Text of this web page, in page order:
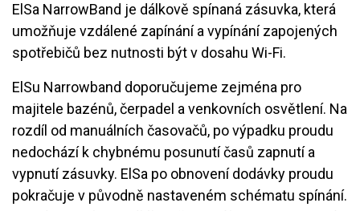
ElSa NarrowBand je dálkově spínaná zásuvka, která
umožňuje vzdálené zapínání a vypínání zapojených
spotřebičů bez nutnosti být v dosahu Wi-Fi.
ElSu Narrowband doporučujeme zejména pro
majitele bazénů, čerpadel a venkovních osvětlení. Na
rozdíl od manuálních časovačů, po výpadku proudu
nedochází k chybnému posunutí časů zapnutí a
vypnutí zásuvky. ElSa po obnovení dodávky proudu
pokračuje v původně nastaveném schématu spínání.